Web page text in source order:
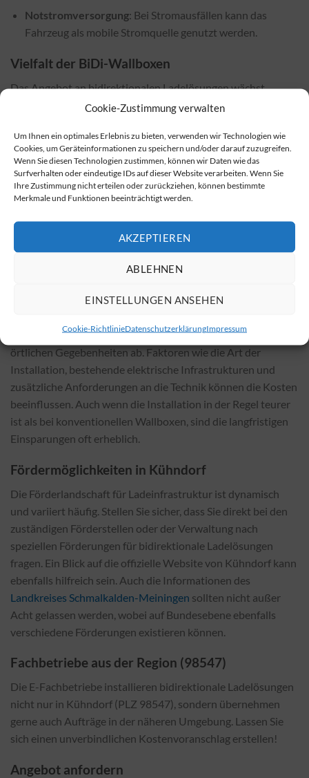
Cookie-Zustimmung verwalten
Um Ihnen ein optimales Erlebnis zu bieten, verwenden wir Technologien wie
Cookies, um Geräteinformationen zu speichern und/oder darauf zuzugreifen.
Wenn Sie diesen Technologien zustimmen, können wir Daten wie das
Surfverhalten oder eindeutige IDs auf dieser Website verarbeiten. Wenn Sie
Ihre Zustimmung nicht erteilen oder zurückziehen, können bestimmte
Merkmale und Funktionen beeinträchtigt werden.
AKZEPTIEREN
ABLEHNEN
EINSTELLUNGEN ANSEHEN
Cookie-RichtlinieDatenschutzerklärungImpressum
Notstromversorgung: Bei Stromausfällen kann das
Fahrzeug als mobile Stromquelle genutzt werden.
Vielfalt der BiDi-Wallboxen
Das Angebot an bidirektionalen Ladelösungen wächst
ständig. Verschiedene Anbieter bieten innovative und
Benutzer zugeschnitten sind. Eine umfassendeÜbersicht der
verfügbaren bidirektionalen Wallboxen
finden Sie online.
Kaufoptionen für bidirektionale Wallboxen
Ort als auch in zahlreichen Online-Shops erhältlich. Oft sind
die Preise in Online-Shops deutlich attraktiver. Sie können
bidirektionale Wallboxen über diesen Link kaufen
Installationskosten und Einflussfaktoren
hängen stark vom gewählten Modell und den spezifischen
örtlichen Gegebenheiten ab. Faktoren wie die Art der
Installation, bestehende elektrische Infrastrukturen und
zusätzliche Anforderungen an die Technik können die Kosten
beeinflussen. Auch wenn die Installation in der Regel teurer
ist als bei konventionellen Wallboxen, sind die langfristigen
Einsparungen oft erheblich.
Fördermöglichkeiten in Kühndorf
Die Förderlandschaft für Ladeinfrastruktur ist dynamisch
und variiert häufig. Stellen Sie sicher, dass Sie direkt bei den
zuständigen Förderstellen oder der Verwaltung nach
speziellen Förderungen für bidirektionale Ladelösungen
fragen. Ein Blick auf die offizielle Website von Kühndorf kann
ebenfalls hilfreich sein. Auch die Informationen des
Landkreises Schmalkalden-Meiningen sollten nicht außer
Acht gelassen werden, wobei auf Bundesebene ebenfalls
verschiedene Förderungen existieren können.
Fachbetriebe aus der Region (98547)
Die E-Fachbetriebe installieren bidirektionale Ladelösungen
nicht nur in Kühndorf (PLZ 98547), sondern übernehmen
gerne auch Aufträge in der näheren Umgebung. Lassen Sie
sich einen unverbindlichen Kostenvoranschlag erstellen!
Angebot anfordern